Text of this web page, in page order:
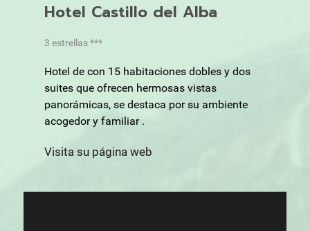
Hotel Castillo del Alba
3 estrellas ***
Hotel de con 15 habitaciones dobles y dos
suites que ofrecen hermosas vistas
panorámicas, se destaca por su ambiente
acogedor y familiar .
Visita su página web